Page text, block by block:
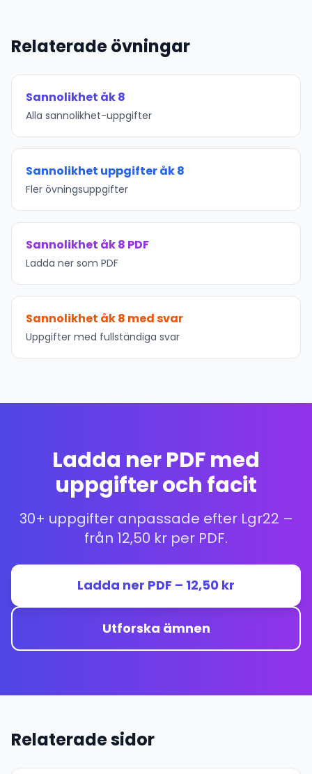
Relaterade övningar
Sannolikhet åk 8
Alla sannolikhet-uppgifter
Sannolikhet uppgifter åk 8
Fler övningsuppgifter
Sannolikhet åk 8 PDF
Ladda ner som PDF
Sannolikhet åk 8 med svar
Uppgifter med fullständiga svar
Ladda ner PDF med
uppgifter och facit
30+ uppgifter anpassade efter Lgr22 –
från 12,50 kr per PDF.
Ladda ner PDF – 12,50 kr
Utforska ämnen
Relaterade sidor